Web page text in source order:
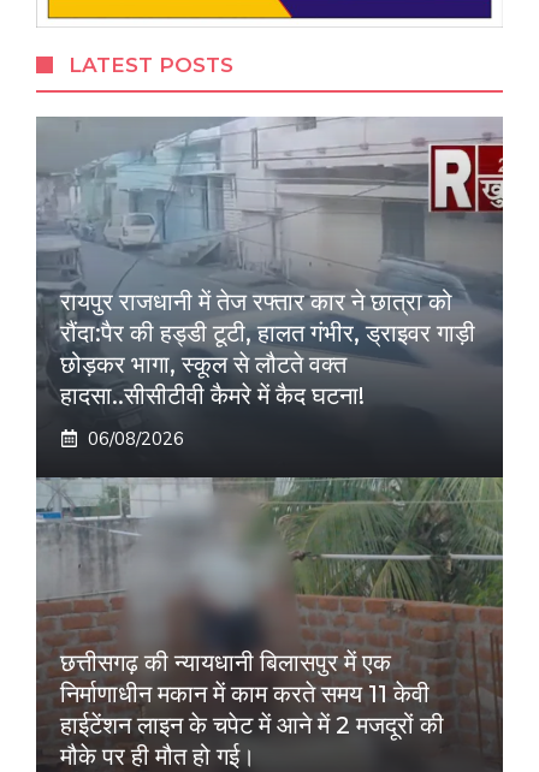
LATEST POSTS
रायपुर राजधानी में तेज रफ्तार कार ने छात्रा को
रौंदा:पैर की हड्डी टूटी, हालत गंभीर, ड्राइवर गाड़ी
छोड़कर भागा, स्कूल से लौटते वक्त
हादसा..सीसीटीवी कैमरे में कैद घटना!
06/08/2026
छत्तीसगढ़ की न्यायधानी बिलासपुर में एक
निर्माणाधीन मकान में काम करते समय 11 केवी
हाईटेंशन लाइन के चपेट में आने में 2 मजदूरों की
मौके पर ही मौत हो गई।